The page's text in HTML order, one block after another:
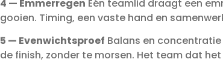
4 — Emmerregen Eén teamlid draagt een
gooien. Timing, een vaste hand en
5 — Evenwichtsproef Balans en
de finish, zonder te morsen. Het team dat